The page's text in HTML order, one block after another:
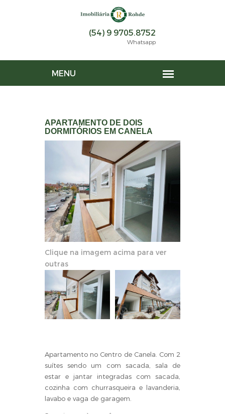
(54) 9 9705.8752
Whatsapp
APARTAMENTO DE DOIS
DORMITÓRIOS EM CANELA
Clique na imagem acima para ver
outras
Apartamento no Centro de Canela. Com 2
suítes sendo um com sacada, sala de
estar e jantar integradas com sacada,
cozinha com churrasqueira e lavanderia,
lavabo e vaga de garagem.